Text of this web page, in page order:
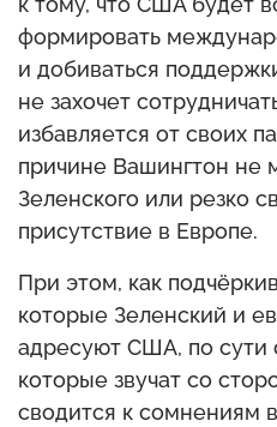
формировать
и добиваться
не захочет
избавляется от своих
причине Вашингтон не
Зеленского или резко
присутствие в Европе.
При этом, как
которые Зеленский и
адресуют США, по сути
которые звучат со
сводится к сомнениям